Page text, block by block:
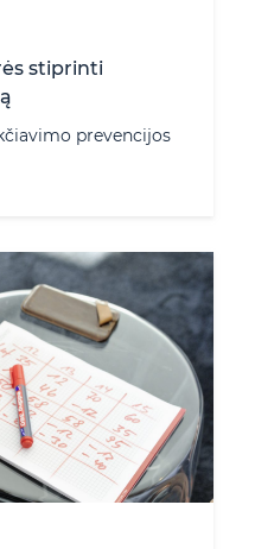
stiprinti
prevencijos